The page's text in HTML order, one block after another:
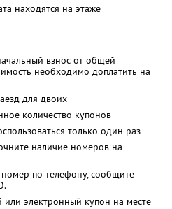
находятся на этаже
взнос от общей
необходимо доплатить на
для двоих
количество купонов
только один раз
наличие номеров на
по телефону, сообщите
или электронный купон на месте